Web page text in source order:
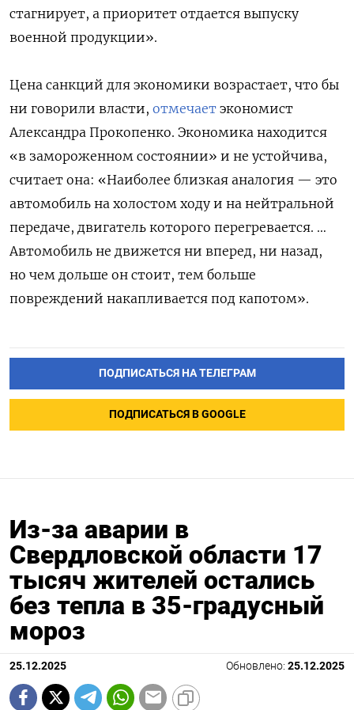
стагнирует, а приоритет отдается выпуску
военной продукции».
Цена санкций для экономики возрастает, что бы
ни говорили власти, отмечает экономист
Александра Прокопенко. Экономика находится
«в замороженном состоянии» и не устойчива,
считает она: «Наиболее близкая аналогия — это
автомобиль на холостом ходу и на нейтральной
передаче, двигатель которого перегревается. …
Автомобиль не движется ни вперед, ни назад,
но чем дольше он стоит, тем больше
повреждений накапливается под капотом».
ПОДПИСАТЬСЯ НА ТЕЛЕГРАМ
ПОДПИСАТЬСЯ В GOOGLE
Из-за аварии в
Свердловской области 17
тысяч жителей остались
без тепла в 35-градусный
мороз
25.12.2025 Обновлено: 25.12.2025